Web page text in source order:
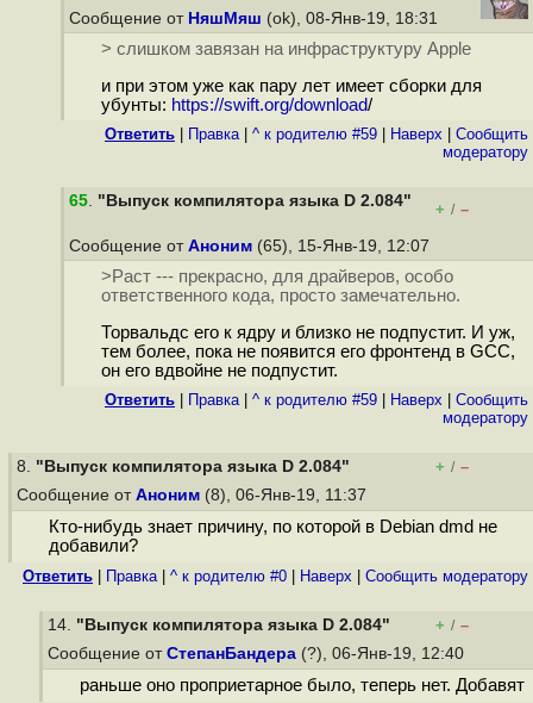
Сообщение от НяшМяш (ok), 08-Янв-19, 18:31
> слишком завязан на инфраструктуру Apple
и при этом уже как пару лет имеет сборки для
убунты: https://swift.org/download/
Ответить Правка| ^ к родителю #59 Наверх
Cообщить
модератору
65. "Выпуск компилятора языка D 2.084" + / –
Сообщение от Аноним (65), 15-Янв-19, 12:07
>Раст --- прекрасно, для драйверов, особо
ответственного кода, просто замечательно.
Торвальдс его к ядру и близко не подпустит. И уж,
тем более, пока не появится его фронтенд в GCC,
он его вдвойне не подпустит.
Ответить Правка| ^ к родителю #59 Наверх
Cообщить
модератору
8. "Выпуск компилятора языка D 2.084" + / –
Сообщение от Аноним (8), 06-Янв-19, 11:37
Кто-нибудь знает причину, по которой в Debian dmd не
добавили?
Ответить Правка| ^ к родителю #0 Наверх Cообщить модератору
14. "Выпуск компилятора языка D 2.084" + / –
Сообщение от СтепанБандера (?), 06-Янв-19, 12:40
раньше оно проприетарное было, теперь нет. Добавят